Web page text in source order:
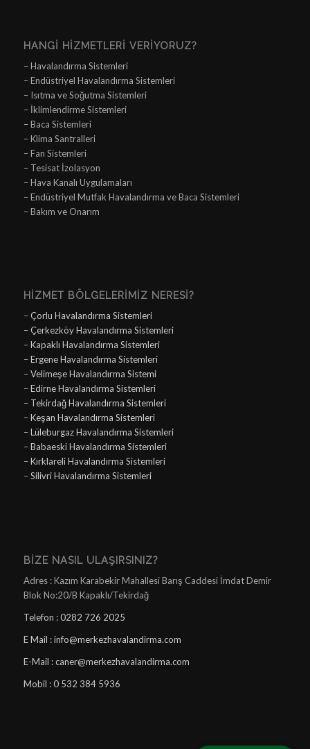
HANGI HIZMETLERI VERIYORUZ?
– Havalandırma Sistemleri
– Endüstriyel Havalandırma Sistemleri
– Isıtma ve Soğutma Sistemleri
– İklimlendirme Sistemleri
– Baca Sistemleri
– Klima Santralleri
– Fan Sistemleri
– Tesisat İzolasyon
– Hava Kanalı Uygulamaları
– Endüstriyel Mutfak Havalandırma ve Baca Sistemleri
– Bakım ve Onarım
HIZMET BÖLGELERIMIZ NERESI?
–Çorlu Havalandırma Sistemleri
–Çerkezköy Havalandırma Sistemleri
–Kapaklı Havalandırma Sistemleri
–Ergene Havalandırma Sistemleri
–Velimeşe Havalandırma Sistemi
–Edirne Havalandırma Sistemleri
– Tekirdağ Havalandırma Sistemleri
–Keşan Havalandırma Sistemleri
–Lüleburgaz Havalandırma Sistemleri
–Babaeski Havalandırma Sistemleri
–Kırklareli Havalandırma Sistemleri
–Silivri Havalandırma Sistemleri
BIZE NASIL ULAŞIRSINIZ?
Adres : Kazım Karabekir Mahallesi Barış Caddesi İmdat Demir
Blok No:20/B Kapaklı/Tekirdağ
Telefon : 0282 726 2025
E Mail : info@merkezhavalandirma.com
E-Mail : caner@merkezhavalandirma.com
Mobil : 0 532 384 5936